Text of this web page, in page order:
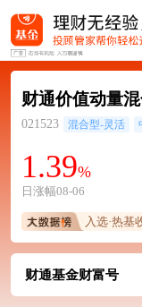
财通价值动量
021523 混合型-灵活
1.39%
日涨幅08-06
入选·热基
财通基金财富号